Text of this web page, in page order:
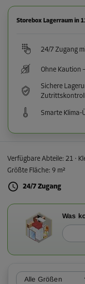
Storebox Lagerraum in
24/7 Zugang
Ohne Kaution
Sichere
Smarte Klima-
Verfügbare Abteile: 21 ·
Größte Fläche: 9 m²
24/7 Zugang
Was
Alle Größen